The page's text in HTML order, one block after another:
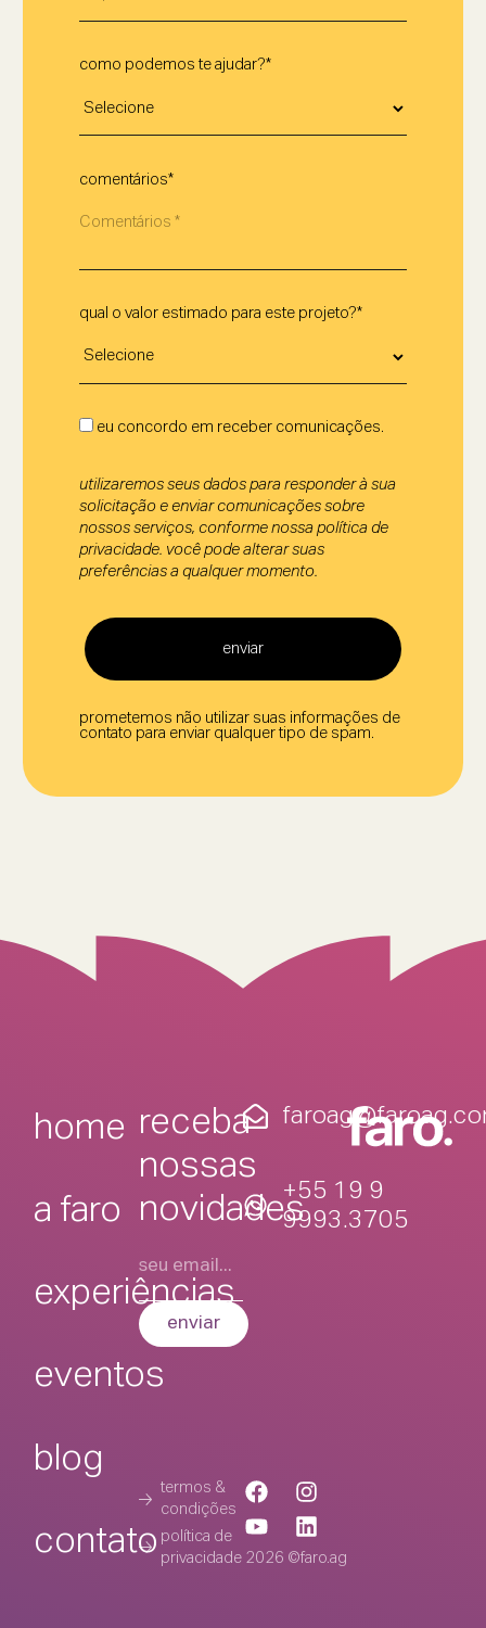
como podemos te ajudar?*
comentários*
qual o valor estimado para este projeto?*
eu concordo em receber comunicações.
utilizaremos seus dados para responder à sua
solicitação e enviar comunicações sobre
nossos serviços, conforme nossa política de
privacidade. você pode alterar suas
preferências a qualquer momento.
enviar
prometemos não utilizar suas informações de
contato para enviar qualquer tipo de spam.
home
a faro
experiências
eventos
blog
contato
receba
nossas
novidades
enviar
termos &
condições
política de
privacidade
+55 19 9
9993.3705
2026 ©faro.ag